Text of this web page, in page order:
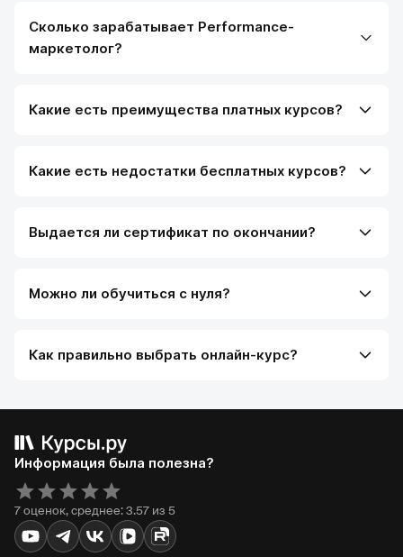
Сколько зарабатывает Performance-
маркетолог?
Какие есть преимущества платных курсов?
Какие есть недостатки бесплатных курсов?
Выдается ли сертификат по окончании?
Можно ли обучиться с нуля?
Как правильно выбрать онлайн-курс?
Информация была полезна?
7 оценок, среднее: 3.57 из 5